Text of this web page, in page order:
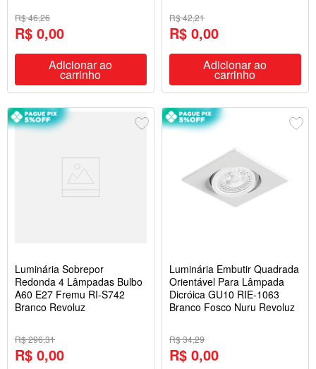
R$ 46,26
R$ 0,00
Adicionar ao
carrinho
R$ 42,21
R$ 0,00
Adicionar ao
carrinho
Luminária Sobrepor
Redonda 4 Lâmpadas Bulbo
A60 E27 Fremu RI-S742
Branco Revoluz
R$ 296,31
R$ 0,00
Luminária Embutir Quadrada
Orientável Para Lâmpada
Dicróica GU10 RIE-1063
Branco Fosco Nuru Revoluz
R$ 34,29
R$ 0,00